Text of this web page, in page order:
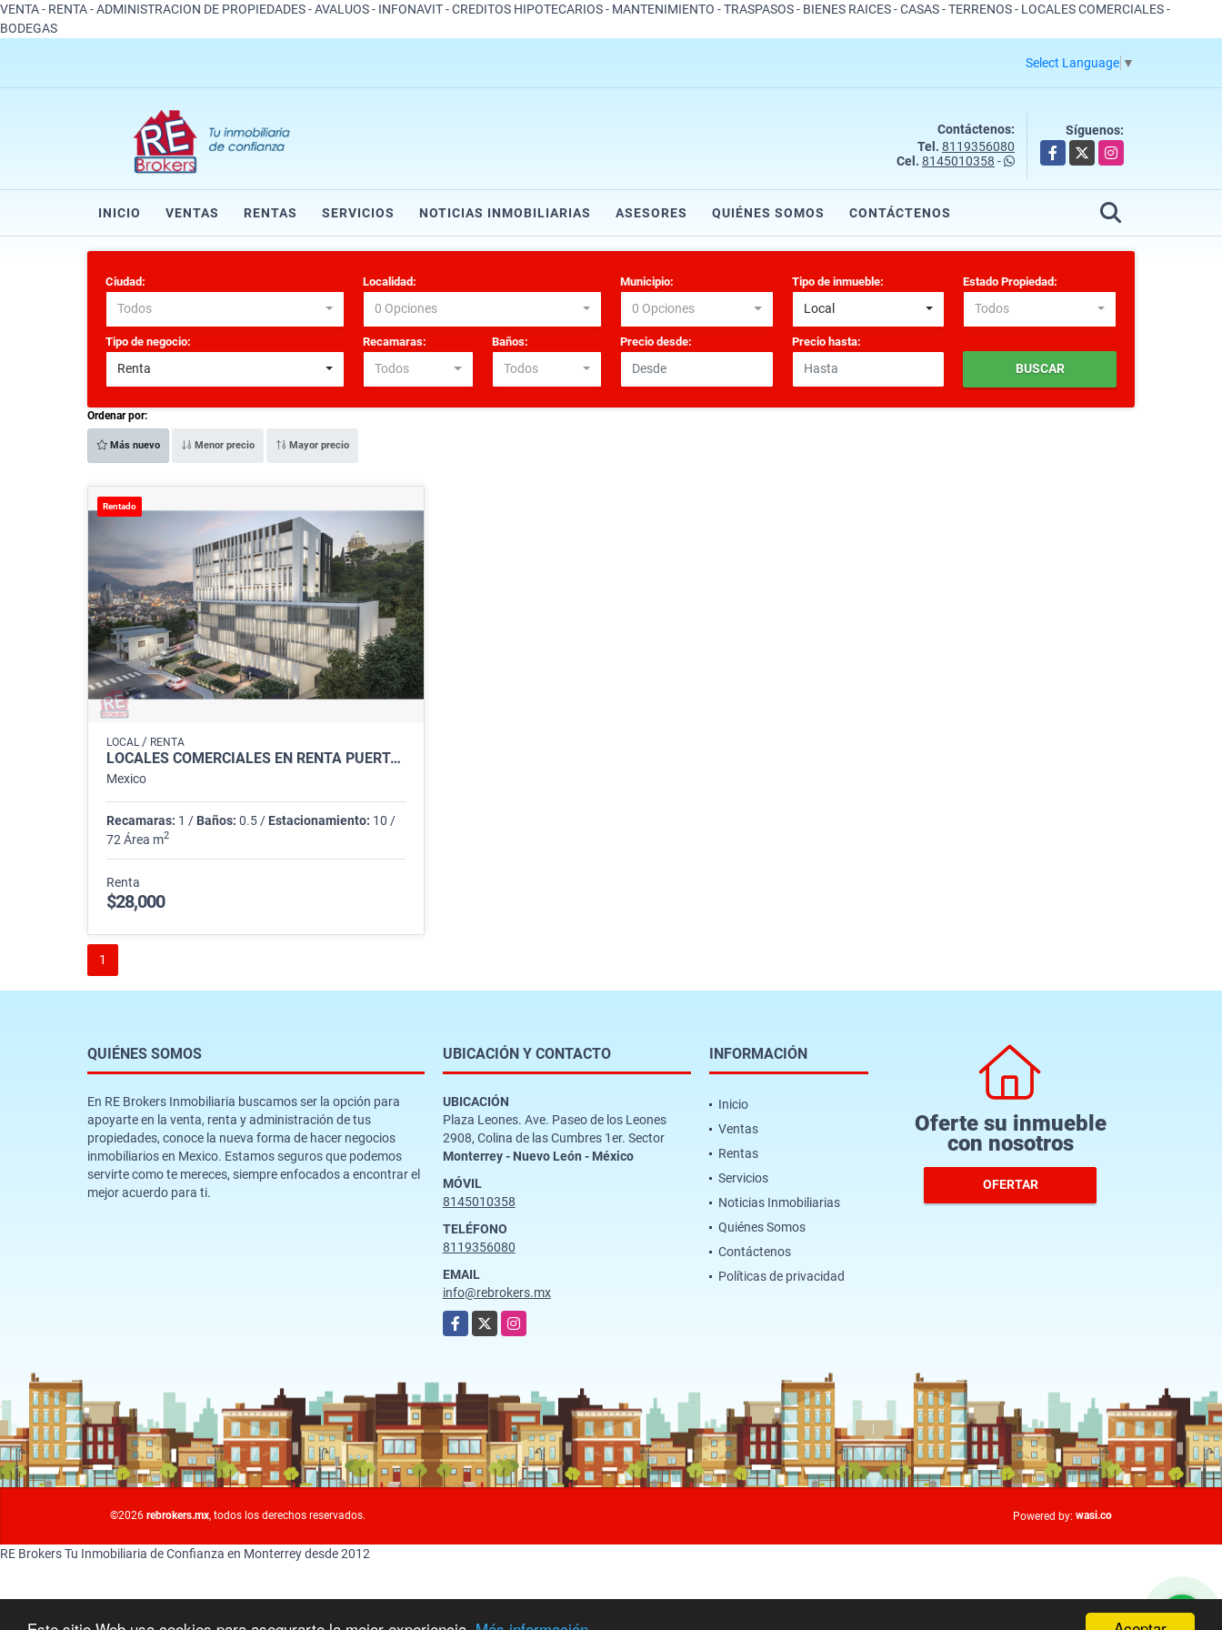
VENTA - RENTA - ADMINISTRACION DE PROPIEDADES - AVALUOS - INFONAVIT - CREDITOS HIPOTECARIOS - MANTENIMIENTO - TRASPASOS - BIENES RAICES - CASAS - TERRENOS - LOCALES COMERCIALES -
BODEGAS
Select Language ▼
Contáctenos:
Tel. 8119356080
Cel. 8145010358 -
Síguenos:
Facebook
X Instagram
INICIO VENTAS RENTAS SERVICIOS NOTICIAS INMOBILIARIAS ASESORES QUIÉNES SOMOS CONTÁCTENOS
Ciudad:
Todos
Localidad:
0 Opciones
Municipio:
0 Opciones
Tipo de inmueble:
Local
Estado Propiedad:
Todos
Tipo de negocio:
Renta
Recamaras:
Todos
Baños:
Todos
Precio desde: Precio hasta:
BUSCAR
Ordenar por:
Más nuevo Menor precio Mayor precio
Rentado
LOCAL / RENTA
LOCALES COMERCIALES EN RENTA PUERTA OBISPADO MONTERREY
Mexico
Recamaras: 1 / Baños: 0.5 / Estacionamiento: 10 /
72 Área m2
Renta
$28,000
1
QUIÉNES SOMOS
En RE Brokers Inmobiliaria buscamos ser la opción para
apoyarte en la venta, renta y administración de tus
propiedades, conoce la nueva forma de hacer negocios
inmobiliarios en Mexico. Estamos seguros que podemos
servirte como te mereces, siempre enfocados a encontrar el
mejor acuerdo para ti.
UBICACIÓN Y CONTACTO
UBICACIÓN
Plaza Leones. Ave. Paseo de los Leones
2908, Colina de las Cumbres 1er. Sector
Monterrey - Nuevo León - México
MÓVIL
8145010358
TELÉFONO
8119356080
EMAIL
info@rebrokers.mx
Facebook
X Instagram
INFORMACIÓN
Inicio
Ventas
Rentas
Servicios
Noticias Inmobiliarias
Quiénes Somos
Contáctenos
Políticas de privacidad
Oferte su inmueble
con nosotros
OFERTAR
©2026 rebrokers.mx, todos los derechos reservados. Powered by: wasi.co
RE Brokers Tu Inmobiliaria de Confianza en Monterrey desde 2012